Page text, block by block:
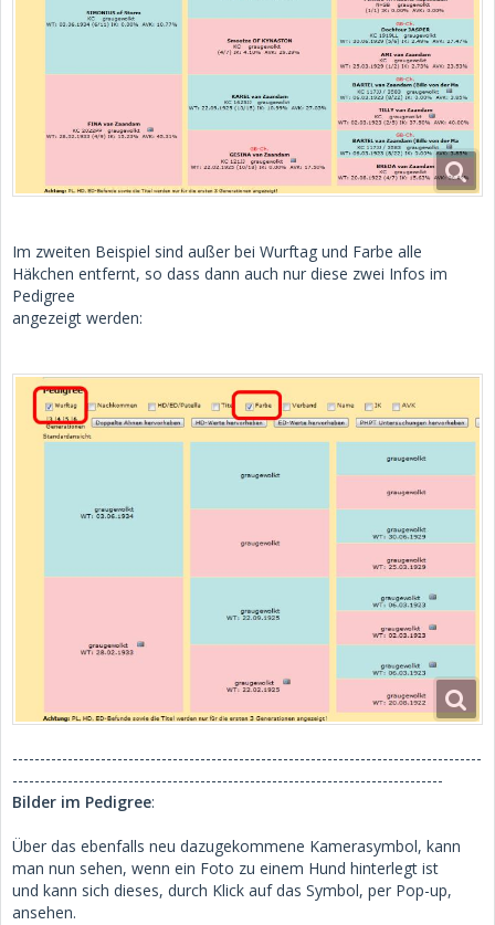
Im zweiten Beispiel sind außer bei Wurftag und Farbe alle
Häkchen entfernt, so dass dann auch nur diese zwei Infos im
Pedigree
angezeigt werden:
-------------------------------------------------------------------------------------
------------------------------------------------------------------------------
Bilder im Pedigree:
Über das ebenfalls neu dazugekommene Kamerasymbol, kann
man nun sehen, wenn ein Foto zu einem Hund hinterlegt ist
und kann sich dieses, durch Klick auf das Symbol, per Pop-up,
ansehen.